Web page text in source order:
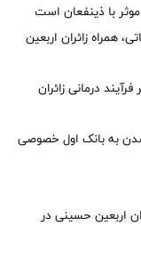
موثر با ذینفعان است
همراه زائران اربعین
درمانی زائران
شدن به بانک اول خصوصی
اربعین حسینی در